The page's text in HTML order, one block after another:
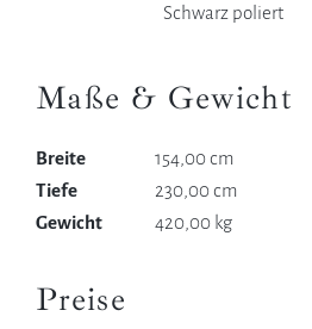
Schwarz poliert
Maße & Gewicht
Breite
154,00 cm
Tiefe
230,00 cm
Gewicht
420,00 kg
Preise